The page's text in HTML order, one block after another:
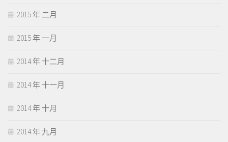
2015 年 二月
2015 年 一月
2014 年 十二月
2014 年 十一月
2014 年 十月
2014 年 九月